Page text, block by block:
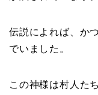
伝説によれば、か
でいました。
この神様は村人た